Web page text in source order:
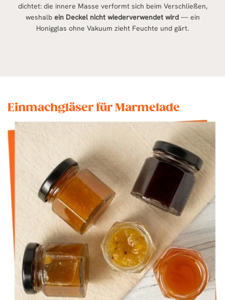
dichtet: die innere Masse verformt sich beim Verschließen,
weshalb ein Deckel nicht wiederverwendet wird— ein
Honigglas ohne Vakuum zieht Feuchte und gärt.
Einmachgläser für Marmelade